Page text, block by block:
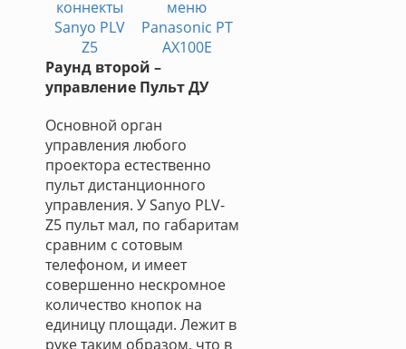
коннекты
Sanyo PLV
Z5
меню
Panasonic PT
AX100E
Раунд второй –
управление Пульт ДУ
Основной орган
управления любого
проектора естественно
пульт дистанционного
управления. У Sanyo PLV-
Z5 пульт мал, по габаритам
сравним с сотовым
телефоном, и имеет
совершенно нескромное
количество кнопок на
единицу площади. Лежит в
руке таким образом, что в